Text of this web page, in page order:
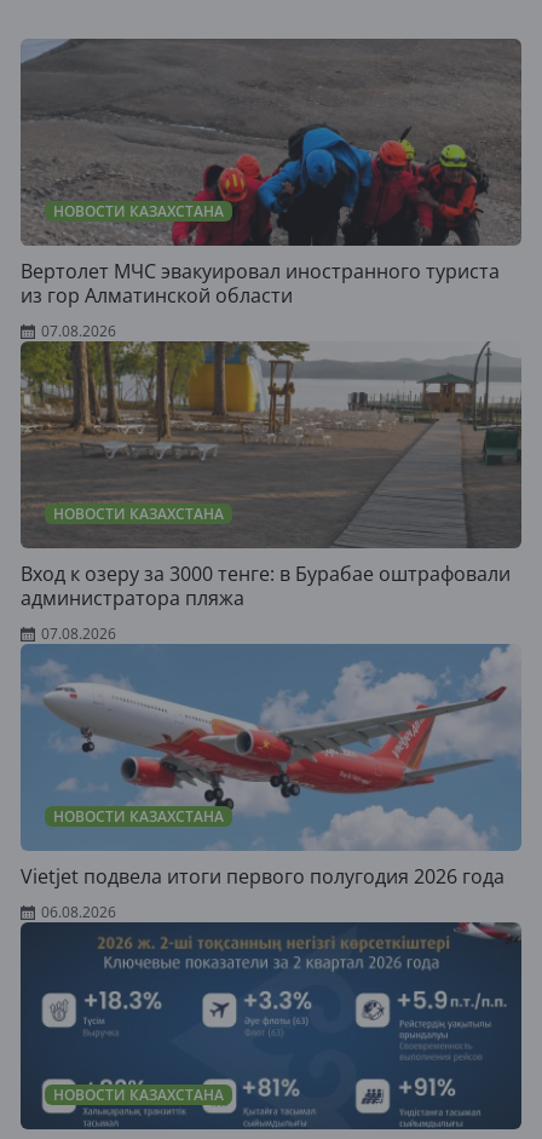
НОВОСТИ КАЗАХСТАНА
Вертолет МЧС эвакуировал иностранного туриста
из гор Алматинской области
07.08.2026
НОВОСТИ КАЗАХСТАНА
Вход к озеру за 3000 тенге: в Бурабае оштрафовали
администратора пляжа
07.08.2026
НОВОСТИ КАЗАХСТАНА
Vietjet подвела итоги первого полугодия 2026 года
06.08.2026
НОВОСТИ КАЗАХСТАНА